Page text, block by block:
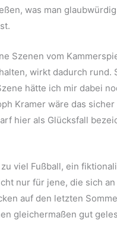
was man
Szenen vom
wirkt dadurch
hätte ich mir dabei
Kramer wäre das
hier als Glücksfall
viel Fußball, ein
nur für jene, die sich
auf den letzten
gleichermaßen gut